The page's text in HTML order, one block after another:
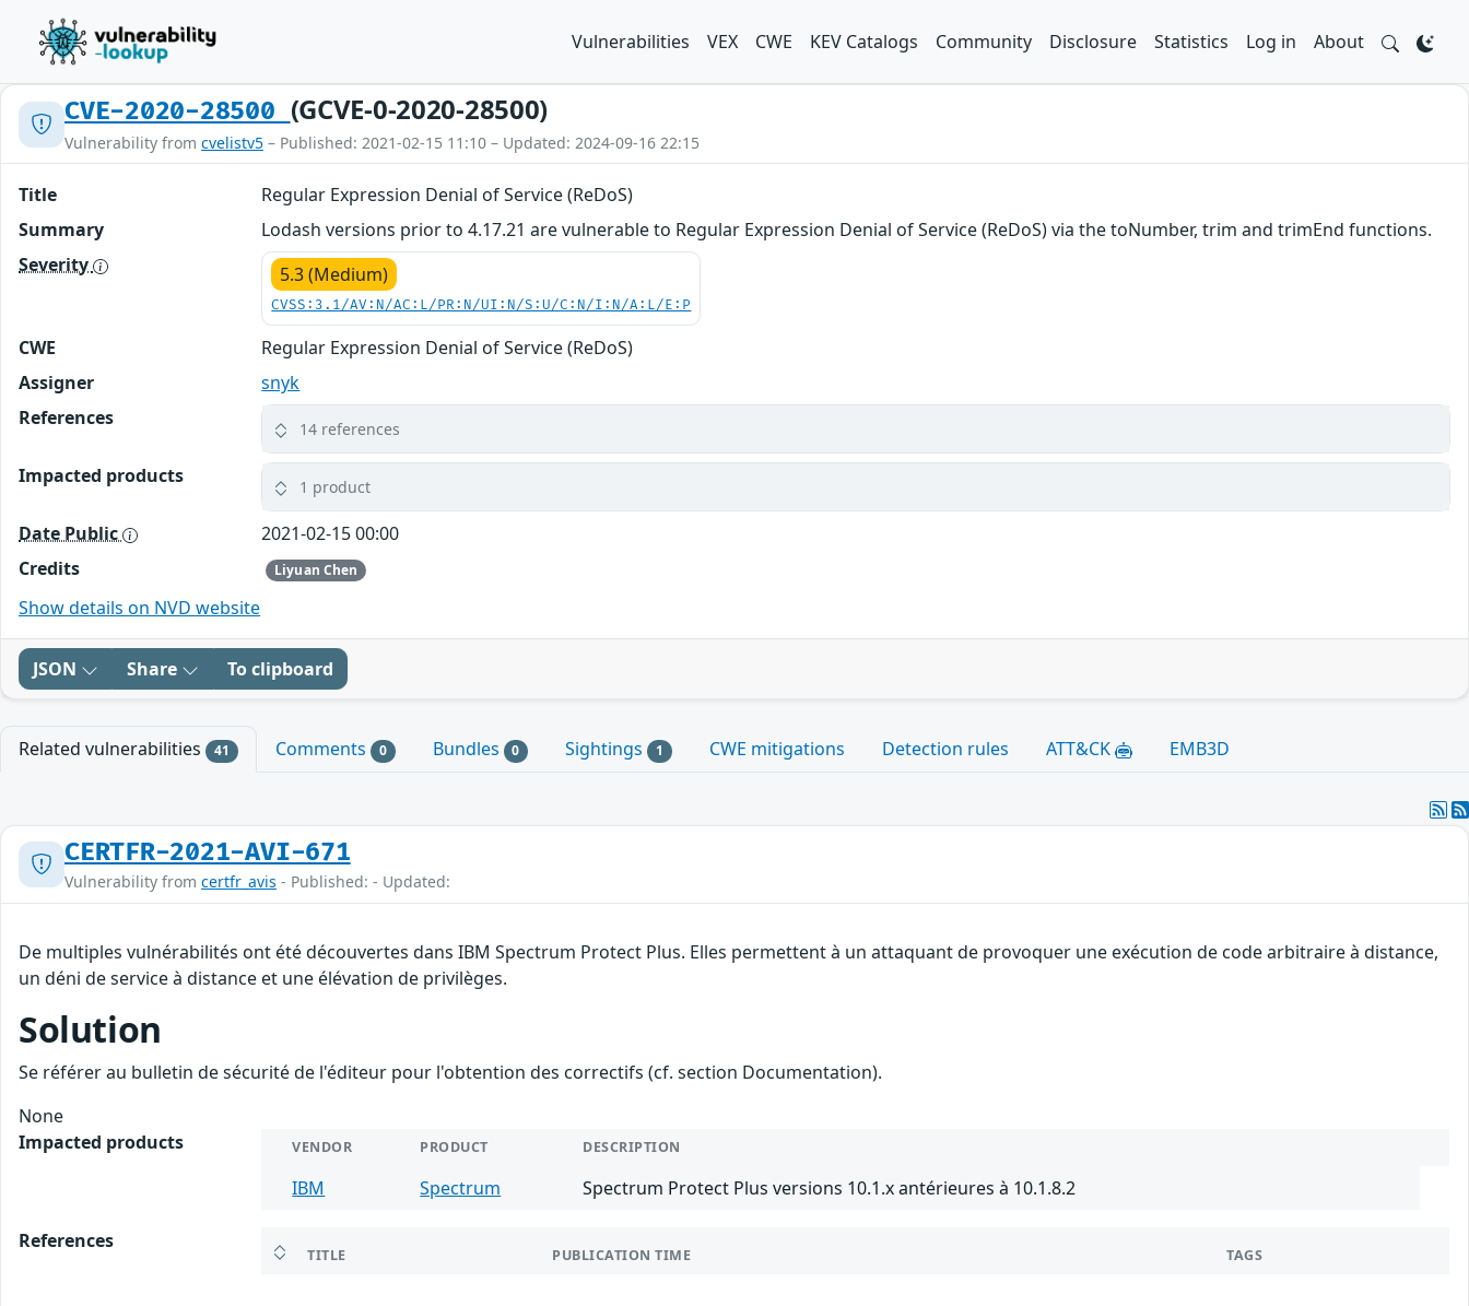
Vulnerabilities VEX CWE KEV Catalogs Community Disclosure Statistics Log in About
CVE-2020-28500 (GCVE-0-2020-28500)
Vulnerability from cvelistv5 – Published: 2021-02-15 11:10 – Updated: 2024-09-16 22:15
Title
Regular Expression Denial of Service (ReDoS)
Summary
Lodash versions prior to 4.17.21 are vulnerable to Regular Expression Denial of Service (ReDoS) via the toNumber, trim and trimEnd functions.
Severity
5.3 (Medium)
CVSS:3.1/AV:N/AC:L/PR:N/UI:N/S:U/C:N/I:N/A:L/E:P
CWE
Regular Expression Denial of Service (ReDoS)
Assigner
snyk
References
14 references
Impacted products 1 product
Date Public
2021-02-15 00:00
Credits
Liyuan Chen
Show details on NVD website
JSON Share To clipboard
Related vulnerabilities 41 Comments 0 Bundles 0 Sightings 1 CWE mitigations Detection rules ATT&CK EMB3D
CERTFR-2021-AVI-671
Vulnerability from certfr_avis - Published: - Updated:
De multiples vulnérabilités ont été découvertes dans IBM Spectrum Protect Plus. Elles permettent à un attaquant de provoquer une exécution de code arbitraire à distance,
un déni de service à distance et une élévation de privilèges.
Solution
Se référer au bulletin de sécurité de l'éditeur pour l'obtention des correctifs (cf. section Documentation).
None
Impacted products
VENDOR PRODUCT DESCRIPTION
IBM Spectrum Spectrum Protect Plus versions 10.1.x antérieures à 10.1.8.2
References
TITLE PUBLICATION TIME TAGS